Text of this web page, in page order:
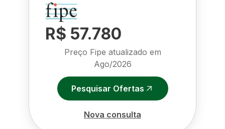
R$ 57.780
Preço Fipe atualizado em
Ago/2026
Pesquisar Ofertas
Nova consulta